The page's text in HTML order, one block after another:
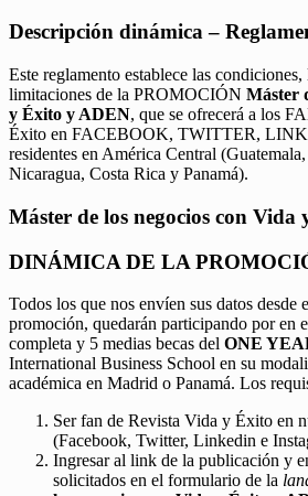
Descripción dinámica –
Este reglamento establece las
limitaciones de la PROMOCIÓN Máster
y Éxito y ADEN, que se ofrecerá a los
Éxito en FACEBOOK, TWITTER,
residentes en América Central
Nicaragua, Costa Rica y Panamá).
Máster de los negocios con
DINÁMICA DE LA
Todos los que nos envíen sus datos desde
promoción, quedarán participando por en
completa y 5 medias becas del ONE
International Business School en su
académica en Madrid o Panamá. Los
Ser fan de Revista Vida y Éxito en
(Facebook, Twitter, Linkedin e
Ingresar al link de la publicación y
solicitados en el formulario de la